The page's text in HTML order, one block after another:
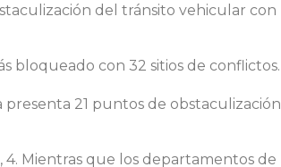
del tránsito vehicular con
bloqueado con 32 sitios de conflictos.
21 puntos de obstaculización
4. Mientras que los departamentos de